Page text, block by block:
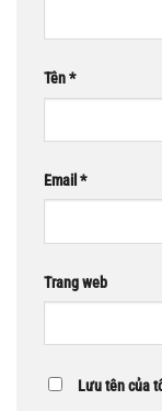
Tên*
Email *
Trang web
Lưu tên của